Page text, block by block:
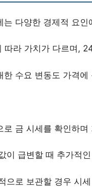
는 다양한 경제적 요
따라 가치가 다르며,
한 수요 변동도 가격
로 금 시세를 확인하며
이 급변할 때 추가적
으로 보관할 경우 시